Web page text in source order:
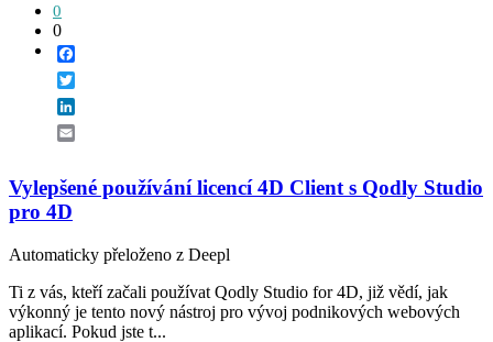
0
0
Vylepšené používání licencí 4D Client s Qodly Studio
pro 4D
Automaticky přeloženo z Deepl
Ti z vás, kteří začali používat Qodly Studio for 4D, již vědí, jak
výkonný je tento nový nástroj pro vývoj podnikových webových
aplikací. Pokud jste t...